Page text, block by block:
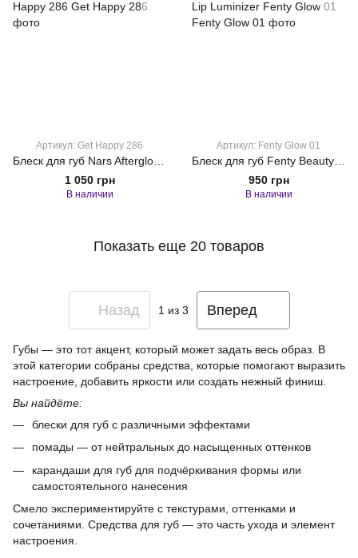
Артикул: Get Happy 286
1 050 грн
В наличии
Артикул: Fenty Glow 01
950 грн
В наличии
Показать еще 20 товаров
Назад 1 из 3 Вперед
Губы — это тот акцент, который может задать весь образ. В
этой категории собраны средства, которые помогают выразить
настроение, добавить яркости или создать нежный финиш.
Вы найдёте:
блески для губ с различными эффектами
помады — от нейтральных до насыщенных оттенков
карандаши для губ для подчёркивания формы или
самостоятельного нанесения
Смело экспериментируйте с текстурами, оттенками и
сочетаниями. Средства для губ — это часть ухода и элемент
настроения.